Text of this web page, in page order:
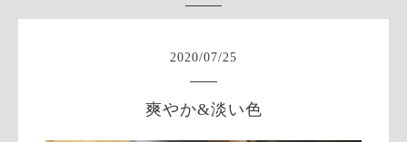
2020/07/25
爽やか&淡い色